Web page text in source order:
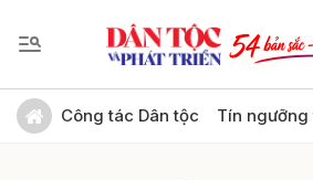
Công tác Dân tộc Tín
Gửi bình luận